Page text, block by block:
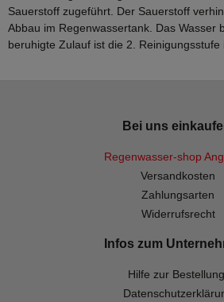
Sauerstoff zugeführt. Der Sauerstoff
Abbau im Regenwassertank. Das Wasser
beruhigte Zulauf ist die 2. Reinigungsstufe
Bei uns
Regenwasser-shop
Versandkosten
Zahlungsarten
Widerrufsrecht
Infos zum
Hilfe zur